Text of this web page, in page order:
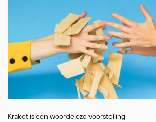
Krakot is een woordeloze voorstelling